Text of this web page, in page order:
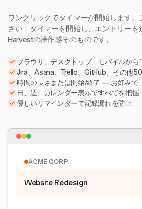
ワンクリックでタイマーが開始します
さい：タイマーを開始し、エントリーを
Harvestの操作感そのものです。
ブラウザ、デスクトップ、モバイルから
Jira、Asana、Trello、GitHub、その他
時間の長さまたは開始/終了 — お好みで
日、週、カレンダー表示ですべてを把握
優しいリマインダーで記録漏れを防止
ACME CORP
Website Redesign